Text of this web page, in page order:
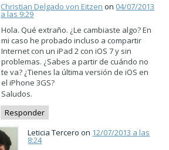
Christian Delgado von Eitzen on 04/07/2013
a las 9:29
Hola. Qué extraño. ¿Le cambiaste algo? En
mi caso he probado incluso a compartir
Internet con un iPad 2 con iOS 7 y sin
problemas. ¿Sabes a partir de cuándo no
te va? ¿Tienes la última versión de iOS en
el iPhone 3GS?
Saludos.
Responder
Leticia Tercero on 12/07/2013 a las
8:24